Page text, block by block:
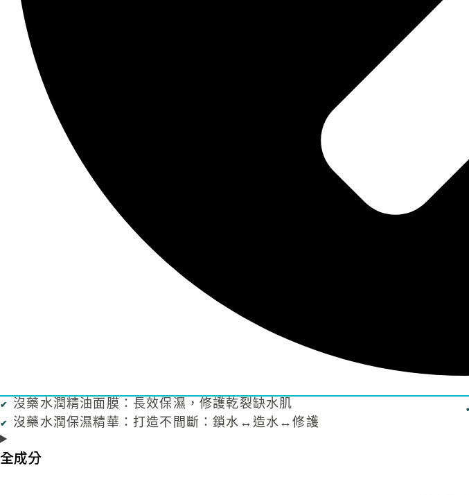
沒藥水潤精油面膜：長效保濕，修護乾裂缺水肌
沒藥水潤保濕精華：打造不間斷：鎖水↔造水↔修護
全成分